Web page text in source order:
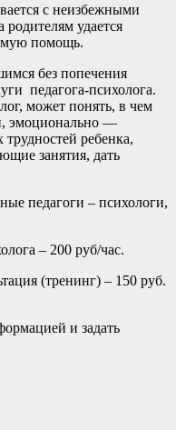
с неизбежными
удается
помощь.
без попечения
педагога-психолога.
может понять, в чем
эмоционально —
ребенка,
занятия, дать
педагоги – психологи,
– 200 руб/час.
(тренинг) – 150 руб.
и задать